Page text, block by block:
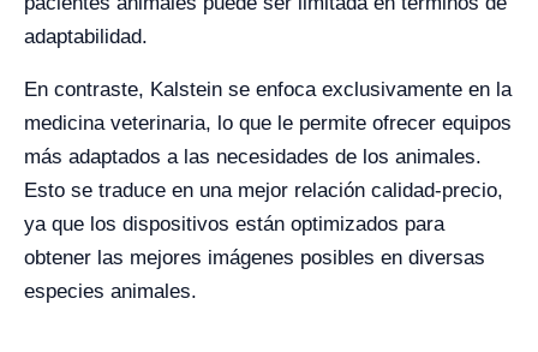
adaptabilidad.
En contraste, Kalstein se enfoca exclusivamente en la
medicina veterinaria, lo que le permite ofrecer equipos
más adaptados a las necesidades de los animales.
Esto se traduce en una mejor relación calidad-precio,
ya que los dispositivos están optimizados para
obtener las mejores imágenes posibles en diversas
especies animales.